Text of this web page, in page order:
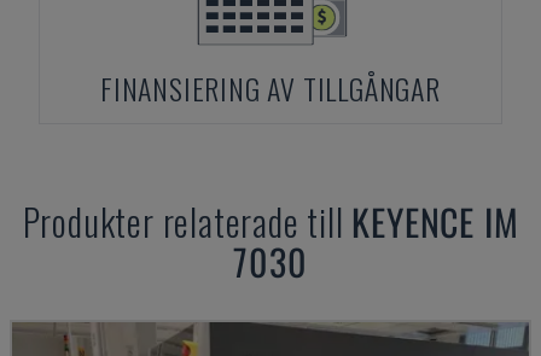
FINANSIERING AV TILLGÅNGAR
Produkter relaterade till KEYENCE IM
7030